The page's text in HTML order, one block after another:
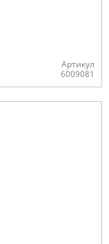
Артикул
6009081